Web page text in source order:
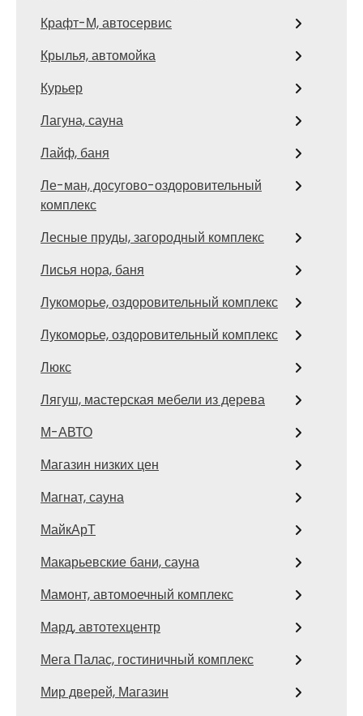
Крафт-М, автосервис
Крылья, автомойка
Курьер
Лагуна, сауна
Лайф, баня
Ле-ман, досугово-оздоровительный
комплекс
Лесные пруды, загородный комплекс
Лисья нора, баня
Лукоморье, оздоровительный комплекс
Лукоморье, оздоровительный комплекс
Люкс
Лягуш, мастерская мебели из дерева
М-АВТО
Магазин низких цен
Магнат, сауна
МайкАрТ
Макарьевские бани, сауна
Мамонт, автомоечный комплекс
Мард, автотехцентр
Мега Палас, гостиничный комплекс
Мир дверей, Магазин